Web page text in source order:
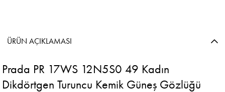
ÜRÜN AÇIKLAMASI
Prada PR 17WS 12N5S0 49 Kadın
Dikdörtgen Turuncu Kemik Güneş Gözlüğü